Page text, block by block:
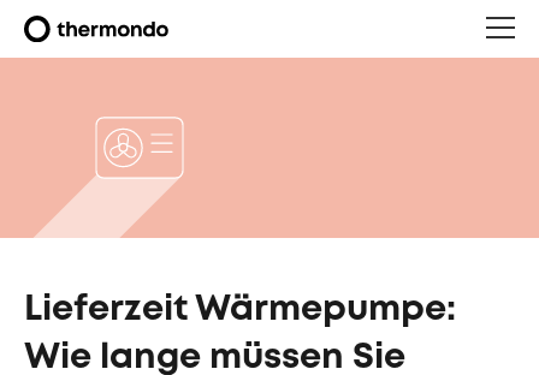
Lieferzeit Wärmepumpe:
Wie lange müssen Sie